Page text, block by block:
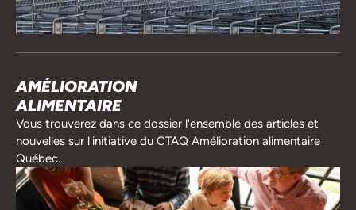
AMÉLIORATION
ALIMENTAIRE
Vous trouverez dans ce dossier l'ensemble des articles et
nouvelles sur l'initiative du CTAQ Amélioration alimentaire
Québec..